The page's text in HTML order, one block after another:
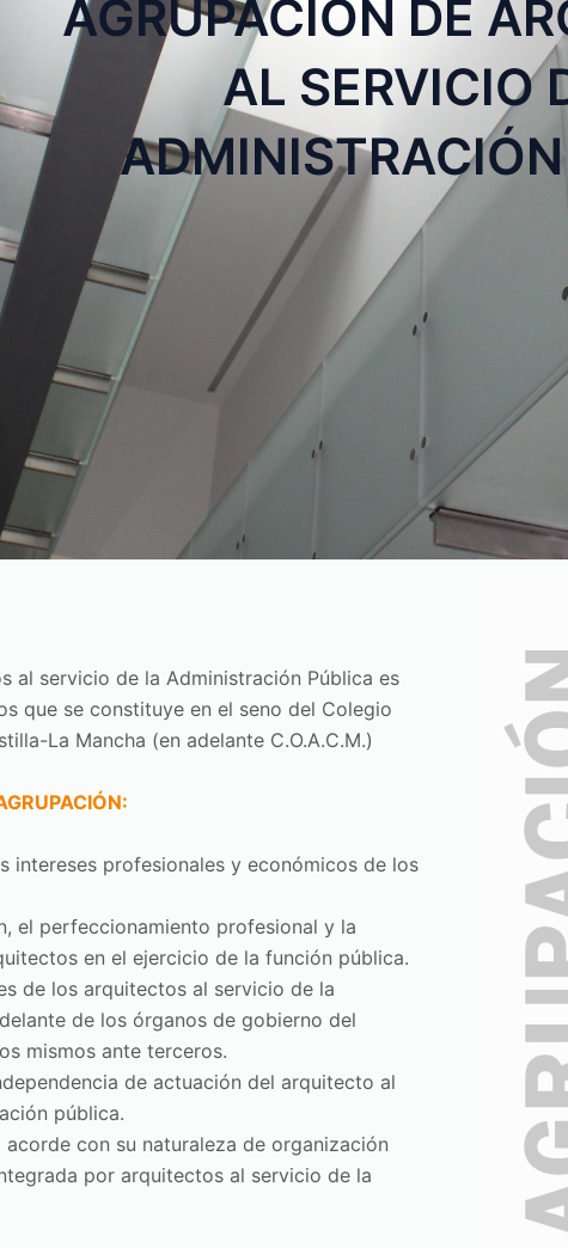
AGRUPACIÓN DE
AL SERVICIO
al servicio de la Administración Pública es
que se constituye en el seno del Colegio
La Mancha (en adelante C.O.A.C.M.)
intereses profesionales y económicos de los
el perfeccionamiento profesional y la
en el ejercicio de la función pública.
de los arquitectos al servicio de la
de los órganos de gobierno del
mismos ante terceros.
de actuación del arquitecto al
pública.
con su naturaleza de organización
por arquitectos al servicio de la